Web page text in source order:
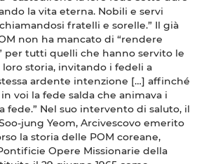
la vita eterna. Nobili e servi
fratelli e sorelle.” Il già
non ha mancato di “rendere
per tutti quelli che hanno servito le
loro storia, invitando i fedeli a
ardente intenzione […] affinché
voi la fede salda che animava i
fede.” Nel suo intervento di saluto, il
jung Yeom, Arcivescovo emerito
la storia delle POM coreane,
Opere Missionarie della